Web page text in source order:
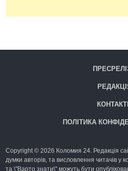
ПОЛІТИКА
Copyright © 2026 Коломия 24. Редакція
думки авторів, та висловлення читачів у
та \"Варто знати\" можуть бути